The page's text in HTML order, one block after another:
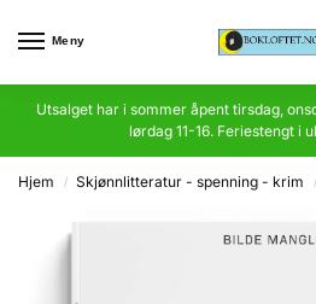
Meny
Utsalget har i sommer åpent tirsdag,
lørdag 11-16. Feriestengt i
Hjem / Skjønnlitteratur - spenning - krim /